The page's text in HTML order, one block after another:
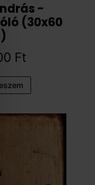
-
(30x60
Ft